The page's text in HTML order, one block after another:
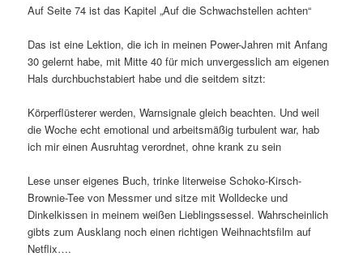
Auf Seite 74 ist das Kapitel „Auf die Schwachstellen achten“
Das ist eine Lektion, die ich in meinen Power-Jahren mit Anfang
30 gelernt habe, mit Mitte 40 für mich unvergesslich am eigenen
Hals durchbuchstabiert habe und die seitdem sitzt:
Körperflüsterer werden, Warnsignale gleich beachten. Und weil
die Woche echt emotional und arbeitsmäßig turbulent war, hab
ich mir einen Ausruhtag verordnet, ohne krank zu sein
Lese unser eigenes Buch, trinke literweise Schoko-Kirsch-
Brownie-Tee von Messmer und sitze mit Wolldecke und
Dinkelkissen in meinem weißen Lieblingssessel. Wahrscheinlich
gibts zum Ausklang noch einen richtigen Weihnachtsfilm auf
Netflix….